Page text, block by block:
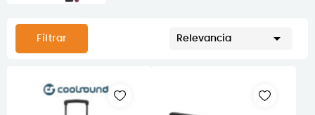
Filtrar Relevancia 